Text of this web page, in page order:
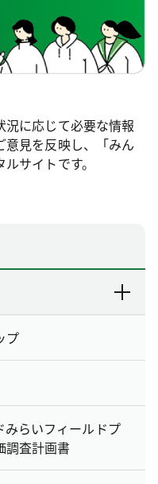
に応じて必要な情報
意見を反映し、「みん
サイトです。
プ
みらいフィールドプ
調査計画書